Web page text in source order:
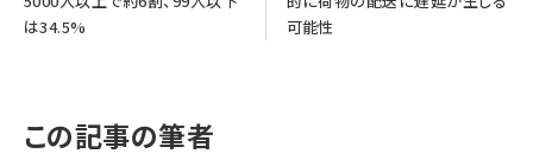
は34.5%
可能性
この記事の筆者